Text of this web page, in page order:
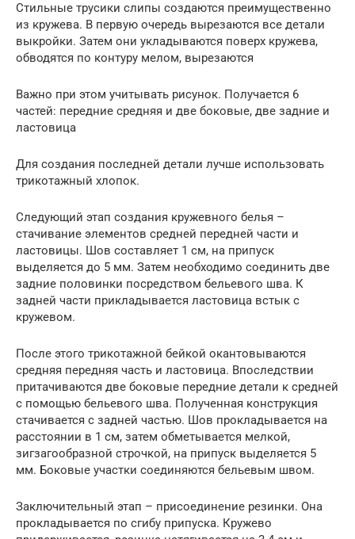
Стильные трусики слипы создаются преимущественно
из кружева. В первую очередь вырезаются все детали
выкройки. Затем они укладываются поверх кружева,
обводятся по контуру мелом, вырезаются
Важно при этом учитывать рисунок. Получается 6
частей: передние средняя и две боковые, две задние и
ластовица
Для создания последней детали лучше использовать
трикотажный хлопок.
Следующий этап создания кружевного белья –
стачивание элементов средней передней части и
ластовицы. Шов составляет 1 см, на припуск
выделяется до 5 мм. Затем необходимо соединить две
задние половинки посредством бельевого шва. К
задней части прикладывается ластовица встык с
кружевом.
После этого трикотажной бейкой окантовываются
средняя передняя часть и ластовица. Впоследствии
притачиваются две боковые передние детали к средней
с помощью бельевого шва. Полученная конструкция
стачивается с задней частью. Шов прокладывается на
расстоянии в 1 см, затем обметывается мелкой,
зигзагообразной строчкой, на припуск выделяется 5
мм. Боковые участки соединяются бельевым швом.
Заключительный этап – присоединение резинки. Она
прокладывается по сгибу припуска. Кружево